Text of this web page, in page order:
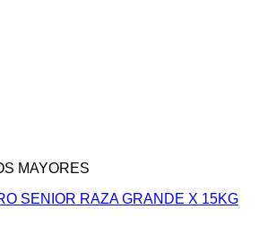
MAYORES
SENIOR RAZA GRANDE X 15KG